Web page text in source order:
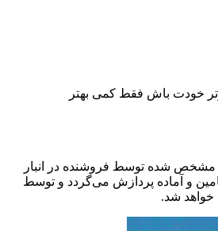
خودت باش فقط کمی بهتر
مشخص شده توسط فروشنده در انبار
و آماده پردازش می‌گردد و توسط
خواهد شد.